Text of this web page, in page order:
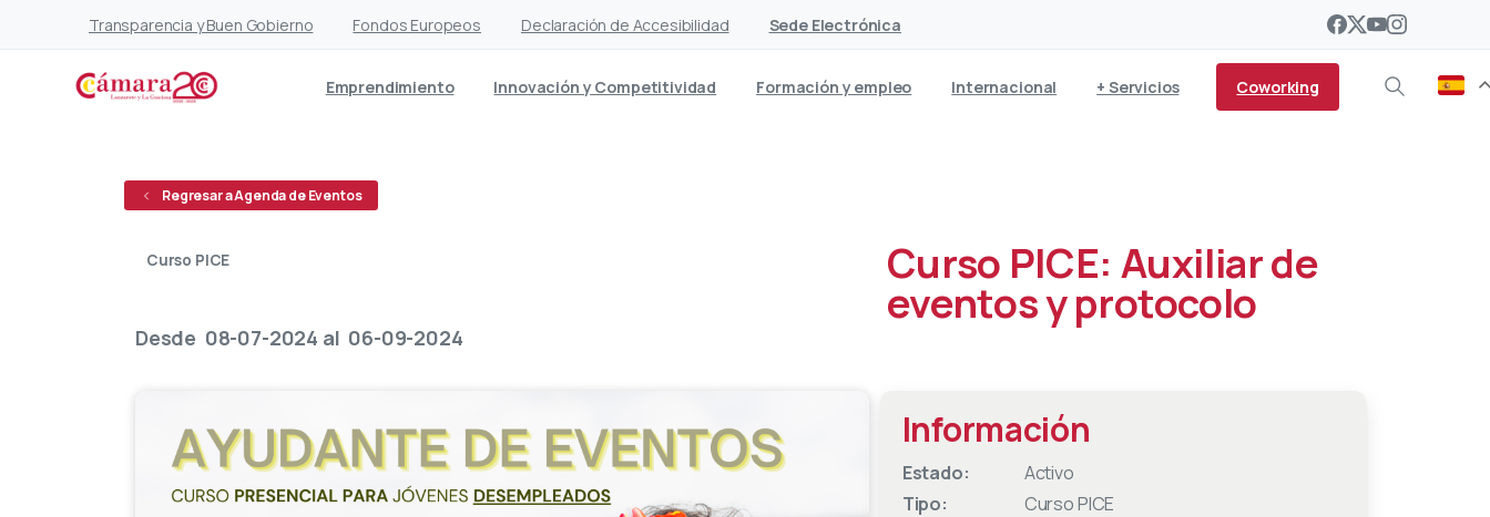
Transparencia y Buen Gobierno Fondos Europeos Declaración de Accesibilidad Sede Electrónica
Emprendimiento Innovación y Competitividad Formación y empleo Internacional + Servicios Coworking
Regresar a Agenda de Eventos
Curso PICE Curso PICE: Auxiliar de
eventos y protocolo
Desde 08-07-2024 al 06-09-2024
Información
Estado:
Activo
Tipo:
Curso PICE